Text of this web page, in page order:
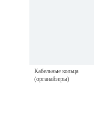
Кабельные кольца
(органайзеры)